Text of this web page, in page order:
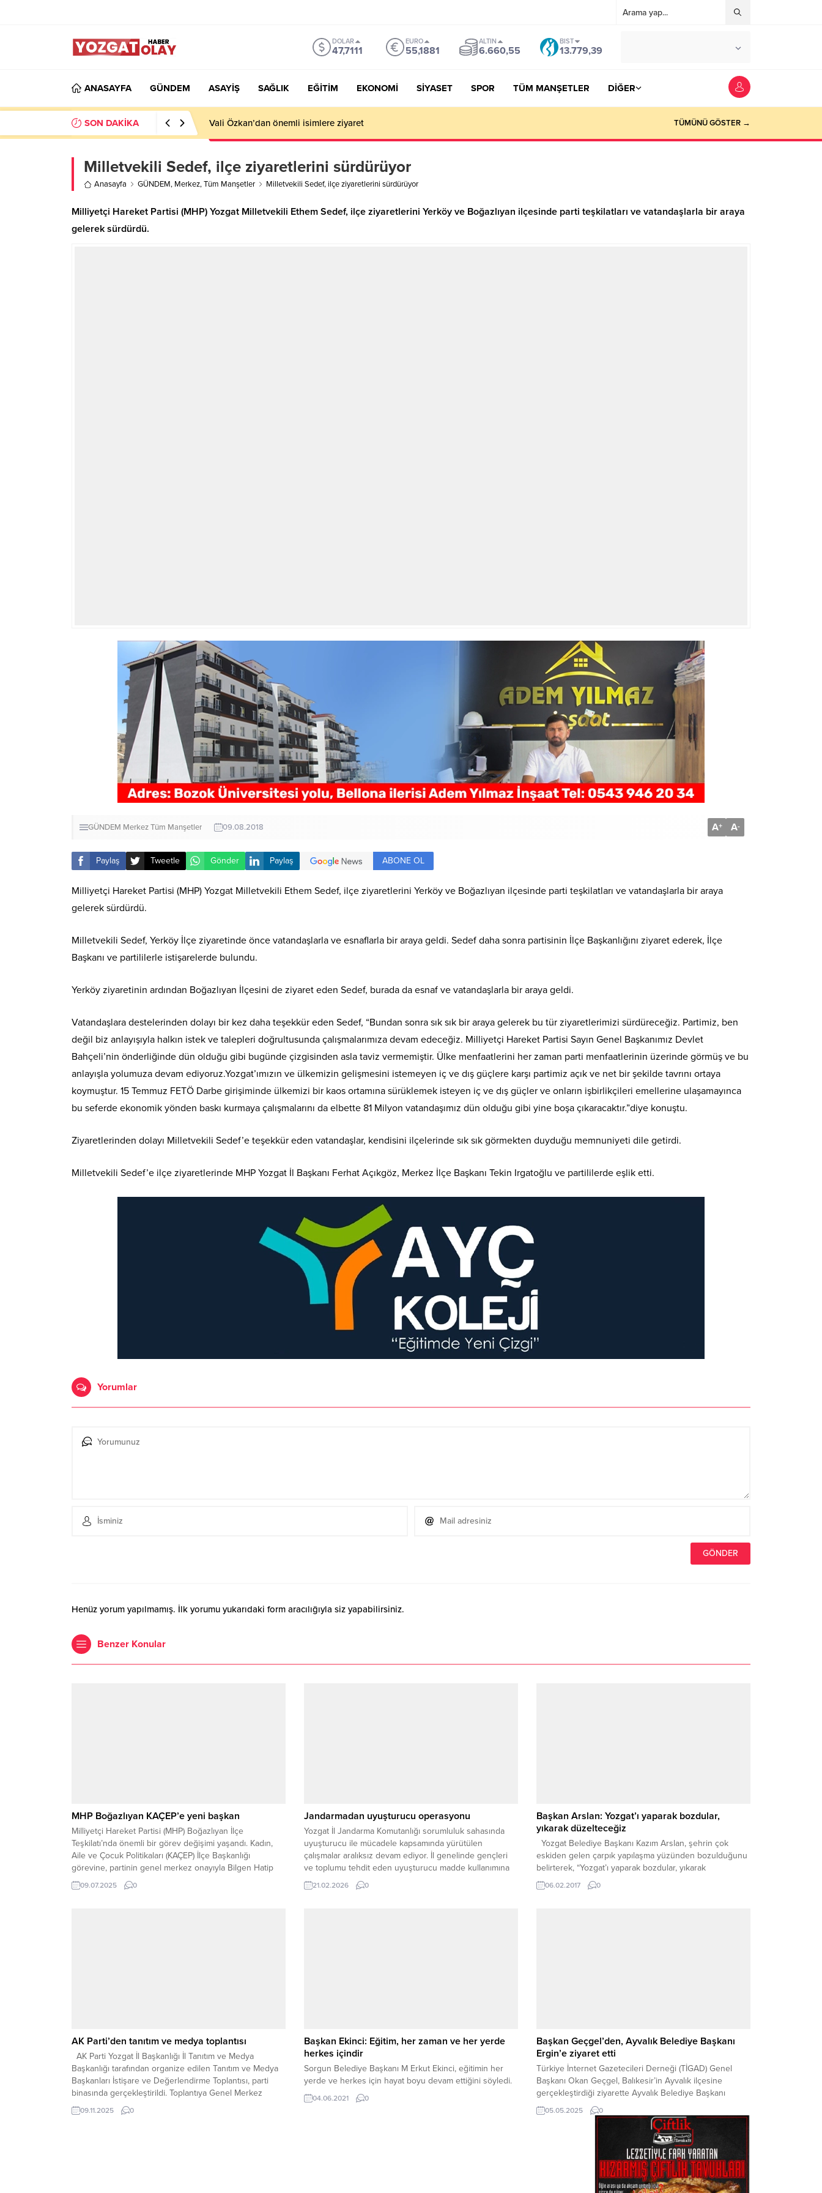
DOLAR
47,7111
EURO
55,1881
ALTIN
6.660,55
BIST
13.779,39
ANASAYFA GÜNDEM ASAYİŞ SAĞLIK EĞİTİM EKONOMİ SİYASET SPOR TÜM MANŞETLER DİĞER
SON DAKİKA Vali Özkan’dan önemli isimlere ziyaret TÜMÜNÜ GÖSTER →
Milletvekili Sedef, ilçe ziyaretlerini sürdürüyor
Anasayfa GÜNDEM, Merkez,Tüm Manşetler Milletvekili Sedef, ilçe ziyaretlerini sürdürüyor
Milliyetçi Hareket Partisi (MHP) Yozgat Milletvekili Ethem Sedef, ilçe ziyaretlerini Yerköy ve Boğazlıyan ilçesinde parti teşkilatları ve vatandaşlarla bir araya
gelerek sürdürdü.
GÜNDEM MerkezTüm Manşetler 09.08.2018 A+ A-
Paylaş Tweetle Gönder Paylaş ABONE OL
Milliyetçi Hareket Partisi (MHP) Yozgat Milletvekili Ethem Sedef, ilçe ziyaretlerini Yerköy ve Boğazlıyan ilçesinde parti teşkilatları ve vatandaşlarla bir araya
gelerek sürdürdü.
Milletvekili Sedef, Yerköy İlçe ziyaretinde önce vatandaşlarla ve esnaflarla bir araya geldi. Sedef daha sonra partisinin İlçe Başkanlığını ziyaret ederek, İlçe
Başkanı ve partililerle istişarelerde bulundu.
Yerköy ziyaretinin ardından Boğazlıyan İlçesini de ziyaret eden Sedef, burada da esnaf ve vatandaşlarla bir araya geldi.
Vatandaşlara destelerinden dolayı bir kez daha teşekkür eden Sedef, “Bundan sonra sık sık bir araya gelerek bu tür ziyaretlerimizi sürdüreceğiz. Partimiz, ben
değil biz anlayışıyla halkın istek ve talepleri doğrultusunda çalışmalarımıza devam edeceğiz. Milliyetçi Hareket Partisi Sayın Genel Başkanımız Devlet
Bahçeli’nin önderliğinde dün olduğu gibi bugünde çizgisinden asla taviz vermemiştir. Ülke menfaatlerini her zaman parti menfaatlerinin üzerinde görmüş ve bu
anlayışla yolumuza devam ediyoruz.Yozgat’ımızın ve ülkemizin gelişmesini istemeyen iç ve dış güçlere karşı partimiz açık ve net bir şekilde tavrını ortaya
koymuştur. 15 Temmuz FETÖ Darbe girişiminde ülkemizi bir kaos ortamına sürüklemek isteyen iç ve dış güçler ve onların işbirlikçileri emellerine ulaşamayınca
bu seferde ekonomik yönden baskı kurmaya çalışmalarını da elbette 81 Milyon vatandaşımız dün olduğu gibi yine boşa çıkaracaktır.”diye konuştu.
Ziyaretlerinden dolayı Milletvekili Sedef’e teşekkür eden vatandaşlar, kendisini ilçelerinde sık sık görmekten duyduğu memnuniyeti dile getirdi.
Milletvekili Sedef’e ilçe ziyaretlerinde MHP Yozgat İl Başkanı Ferhat Açıkgöz, Merkez İlçe Başkanı Tekin Irgatoğlu ve partililerde eşlik etti.
Yorumlar
Henüz yorum yapılmamış. İlk yorumu yukarıdaki form aracılığıyla siz yapabilirsiniz.
Benzer Konular
MHP Boğazlıyan KAÇEP’e yeni başkan
Milliyetçi Hareket Partisi (MHP) Boğazlıyan İlçe
Teşkilatı’nda önemli bir görev değişimi yaşandı. Kadın,
Aile ve Çocuk Politikaları (KAÇEP) İlçe Başkanlığı
görevine, partinin genel merkez onayıyla Bilgen Hatip
Altuntaş atandı. Başkanlık görevi, MHP Yozgat İl Başkanı
Tekin Irgatoğlu tarafından Altuntaş’a tebliğ edildi. Bu
09.07.2025 0
Jandarmadan uyuşturucu operasyonu
Yozgat İl Jandarma Komutanlığı sorumluluk sahasında
uyuşturucu ile mücadele kapsamında yürütülen
çalışmalar aralıksız devam ediyor. İl genelinde gençleri
ve toplumu tehdit eden uyuşturucu madde kullanımına
karşı sürdürülen operasyonlara bir yenisi daha eklendi.
Bu kapsamda, Sorgun İlçe Jandarma Komutanlığı ile
21.02.2026 0
Başkan Arslan: Yozgat’ı yaparak bozdular,
yıkarak düzelteceğiz
Yozgat Belediye Başkanı Kazım Arslan, şehrin çok
eskiden gelen çarpık yapılaşma yüzünden bozulduğunu
belirterek, “Yozgat’ı yaparak bozdular, yıkarak
düzelteceğiz.”dedi. Belediye Başkanı Kazım Arslan,
beraberinde Başkan Yardımcısı Ahmet Akgün ile birlikte
06.02.2017 0
AK Parti’den tanıtım ve medya toplantısı
AK Parti Yozgat İl Başkanlığı İl Tanıtım ve Medya
Başkanlığı tarafından organize edilen Tanıtım ve Medya
Başkanları İstişare ve Değerlendirme Toplantısı, parti
binasında gerçekleştirildi. Toplantıya Genel Merkez
Tanıtım ve Medya Başkan Yardımcısı Ülkü Efe Demirhan
katıldı. “KURUMSAL DİL, DOĞRU BİLGİ VE GÜÇLÜ
09.11.2025 0
Başkan Ekinci: Eğitim, her zaman ve her yerde
herkes içindir
Sorgun Belediye Başkanı M Erkut Ekinci, eğitimin her
yerde ve herkes için hayat boyu devam ettiğini söyledi.
04.06.2021 0
Başkan Geçgel’den, Ayvalık Belediye Başkanı
Ergin’e ziyaret etti
Türkiye İnternet Gazetecileri Derneği (TİGAD) Genel
Başkanı Okan Geçgel, Balıkesir’in Ayvalık ilçesine
gerçekleştirdiği ziyarette Ayvalık Belediye Başkanı
Mesut Ergin ile bir araya geldi. Ziyaret kapsamında, yerel
basının güçlendirilmesi, internet gazeteciliğinin
karşılaştığı sorunlar ve çözüm önerileri üzerine kapsamlı
değerlendirmelerde bulunuldu. Samimi bir ortamda
gerçekleşen ziyarette; TİGAD Genel Başkanı Okan
05.05.2025 0